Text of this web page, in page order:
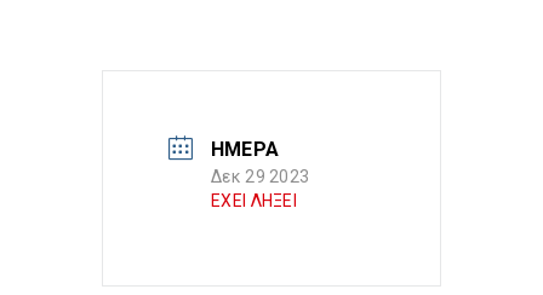
ΗΜΕΡΑ
Δεκ 29 2023
ΕΧΕΙ ΛΗΞΕΙ